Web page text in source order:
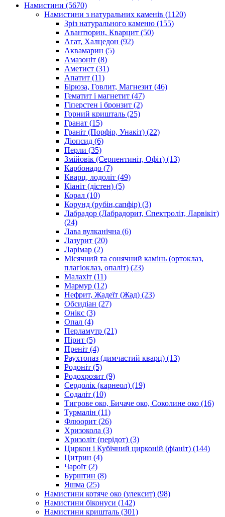
Намистини (5670)
Намистини з натуральних каменів (1120)
Зріз натурального каменю (155)
Авантюрин, Кварцит (50)
Агат, Халцедон (92)
Аквамарин (5)
Амазоніт (8)
Аметист (31)
Апатит (11)
Бірюза, Говлит, Магнезит (46)
Гематит і магнетит (47)
Гіперстен і бронзит (2)
Горний кришталь (25)
Гранат (15)
Граніт (Порфір, Унакіт) (22)
Діопсид (6)
Перли (35)
Змійовік (Серпентиніт, Офіт) (13)
Карбонадо (7)
Кварц, лодоліт (49)
Кіаніт (дістен) (5)
Корал (10)
Корунд (рубін,сапфір) (3)
Лабрадор (Лабрадорит, Спектроліт, Ларвікіт)
(24)
Лава вулканічна (6)
Лазурит (20)
Ларімар (2)
Місячний та сонячний камінь (ортоклаз,
плагіоклаз, опаліт) (23)
Малахіт (11)
Мармур (12)
Нефрит, Жадеїт (Жад) (23)
Обсидіан (27)
Онікс (3)
Опал (4)
Перламутр (21)
Пірит (5)
Преніт (4)
Раухтопаз (димчастий кварц) (13)
Родоніт (5)
Родохрозит (9)
Сердолік (карнеол) (19)
Содаліт (10)
Тигрове око, Бичаче око, Соколине око (16)
Турмалін (11)
Флюорит (26)
Хризокола (3)
Хризоліт (перідот) (3)
Циркон і Кубічний цирконій (фіаніт) (144)
Цитрин (4)
Чароїт (2)
Бурштин (8)
Яшма (25)
Намистини котяче око (улексит) (98)
Намистини біконуси (142)
Намистини кришталь (301)